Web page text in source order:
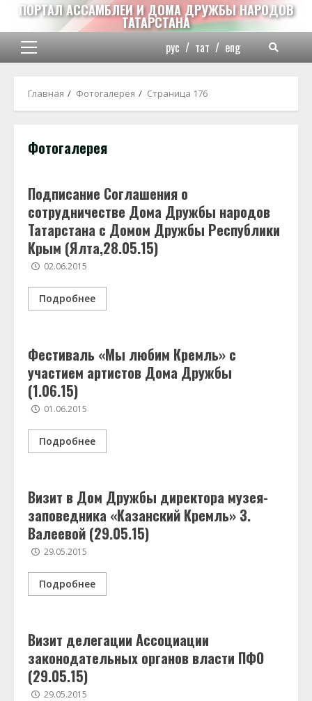
Перейти
содержимому
ПОРТАЛ АССАМБЛЕИ И ДОМА ДРУЖБЫ НАРОДОВ
ТАТАРСТАНА
Основное
рус / тат / eng
Главная Фотогалерея Страница 176
Фотогалерея
Подписание Соглашения о
сотрудничестве Дома Дружбы народов
Татарстана с Домом Дружбы Республики
Крым (Ялта,28.05.15)
02.06.2015
Подробнее
Фестиваль «Мы любим Кремль» c
участием артистов Дома Дружбы
(1.06.15)
01.06.2015
Подробнее
Визит в Дом Дружбы директора музея-
заповедника «Казанский Кремль» З.
Валеевой (29.05.15)
29.05.2015
Подробнее
Визит делегации Ассоциации
законодательных органов власти ПФО
(29.05.15)
29.05.2015